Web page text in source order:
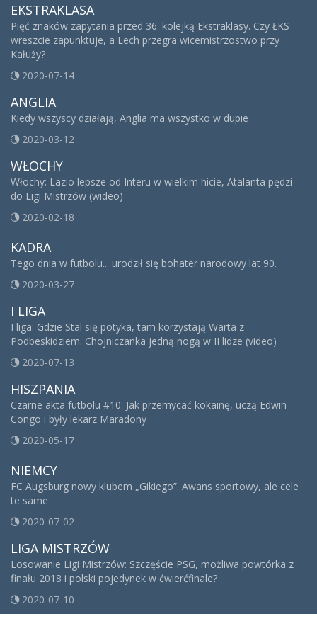
EKSTRAKLASA
Pięć znaków zapytania przed 36. kolejką Ekstraklasy. Czy ŁKS
wreszcie zapunktuje, a Lech przegra wicemistrzostwo przy
Kałuży?
2020-07-14
ANGLIA
Kiedy wszyscy działają, Anglia ma wszystko w dupie
2020-03-12
WŁOCHY
Włochy: Lazio lepsze od Interu w wielkim hicie, Atalanta pędzi
do Ligi Mistrzów (wideo)
2020-02-18
KADRA
Tego dnia w futbolu... urodził się bohater narodowy lat 90.
2020-03-27
I LIGA
I liga: Gdzie Stal się potyka, tam korzystają Warta z
Podbeskidziem. Chojniczanka jedną nogą w II lidze (video)
2020-07-13
HISZPANIA
Czarne akta futbolu #10: Jak przemycać kokainę, uczą Edwin
Congo i były lekarz Maradony
2020-05-17
NIEMCY
FC Augsburg nowy klubem „Gikiego”. Awans sportowy, ale cele
te same
2020-07-02
LIGA MISTRZÓW
Losowanie Ligi Mistrzów: Szczęście PSG, możliwa powtórka z
finału 2018 i polski pojedynek w ćwierćfinale?
2020-07-10